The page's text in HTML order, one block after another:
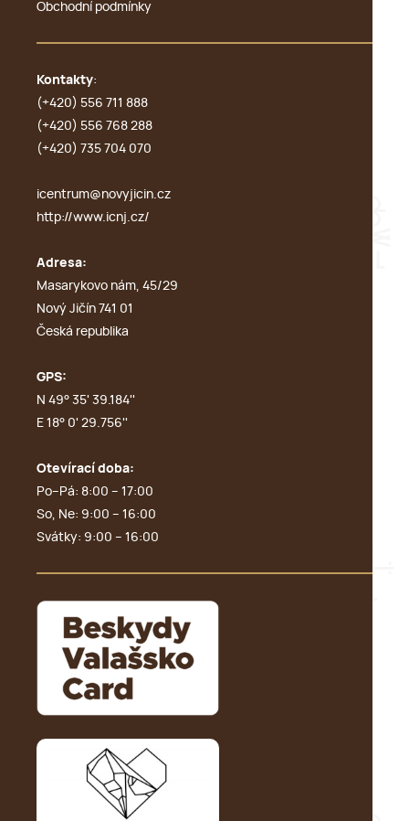
Obchodní podmínky
Kontakty:
(+420) 556 711 888
(+420) 556 768 288
(+420) 735 704 070
icentrum@novyjicin.cz
http://www.icnj.cz/
Adresa:
Masarykovo nám, 45/29
Nový Jičín 741 01
Česká republika
GPS:
N 49° 35' 39.184''
E 18° 0' 29.756''
Otevírací doba:
Po–Pá: 8:00 – 17:00
So, Ne: 9:00 – 16:00
Svátky: 9:00 – 16:00